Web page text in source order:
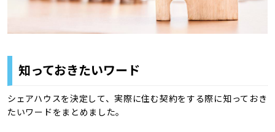
知っておきたいワード
シェアハウスを決定して、実際に住む契約をする際に知っておき
たいワードをまとめました。